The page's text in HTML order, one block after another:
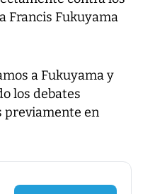
Francis Fukuyama
a Fukuyama y
los debates
previamente en